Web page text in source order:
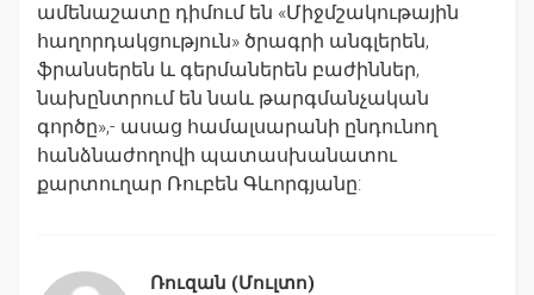
ամենաշատը դիմում են «Միջմշակութային
հաղորդակցություն» ծրագրի անգլերեն,
ֆրանսերեն և գերմաներեն բաժիններ,
նախընտրում են նաև թարգմանչական
գործը»,- ասաց համալսարանի ընդունող
հանձնաժողովի պատասխանատու
քարտուղար Ռուբեն Գևորգյանը:
Ռուզան (Մուլտո)